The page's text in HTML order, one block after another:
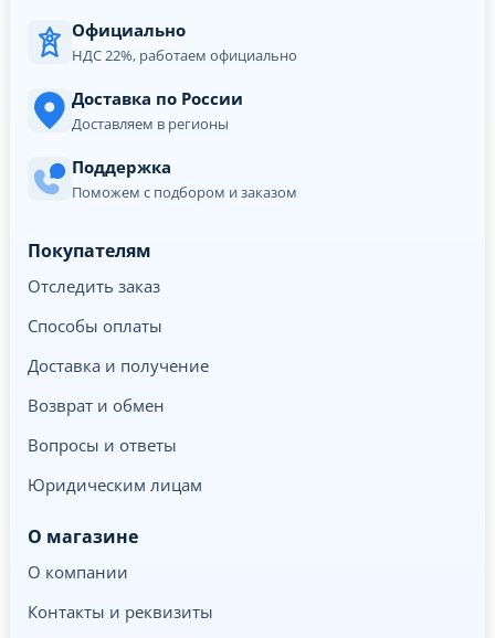
Официально
НДС 22%, работаем официально
Доставка по России
Доставляем в регионы
Поддержка
Поможем с подбором и заказом
Покупателям
Отследить заказ
Способы оплаты
Доставка и получение
Возврат и обмен
Вопросы и ответы
Юридическим лицам
О магазине
О компании
Контакты и реквизиты